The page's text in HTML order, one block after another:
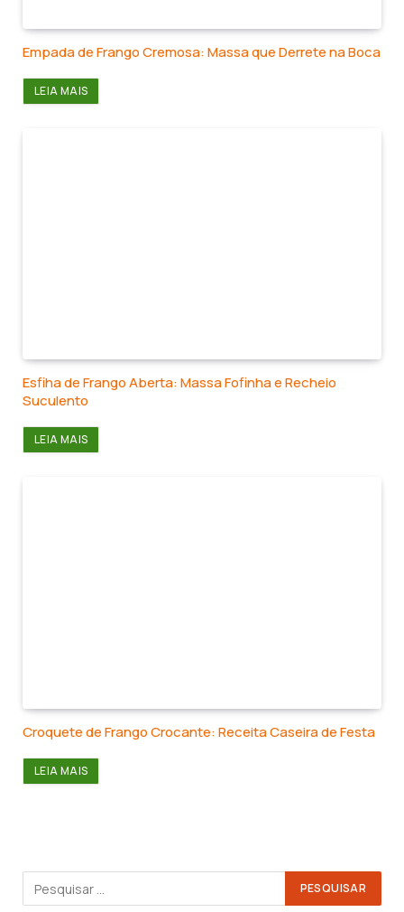
Empada de Frango Cremosa: Massa que Derrete na Boca
LEIA MAIS
Esfiha de Frango Aberta: Massa Fofinha e Recheio
Suculento
LEIA MAIS
Croquete de Frango Crocante: Receita Caseira de Festa
LEIA MAIS